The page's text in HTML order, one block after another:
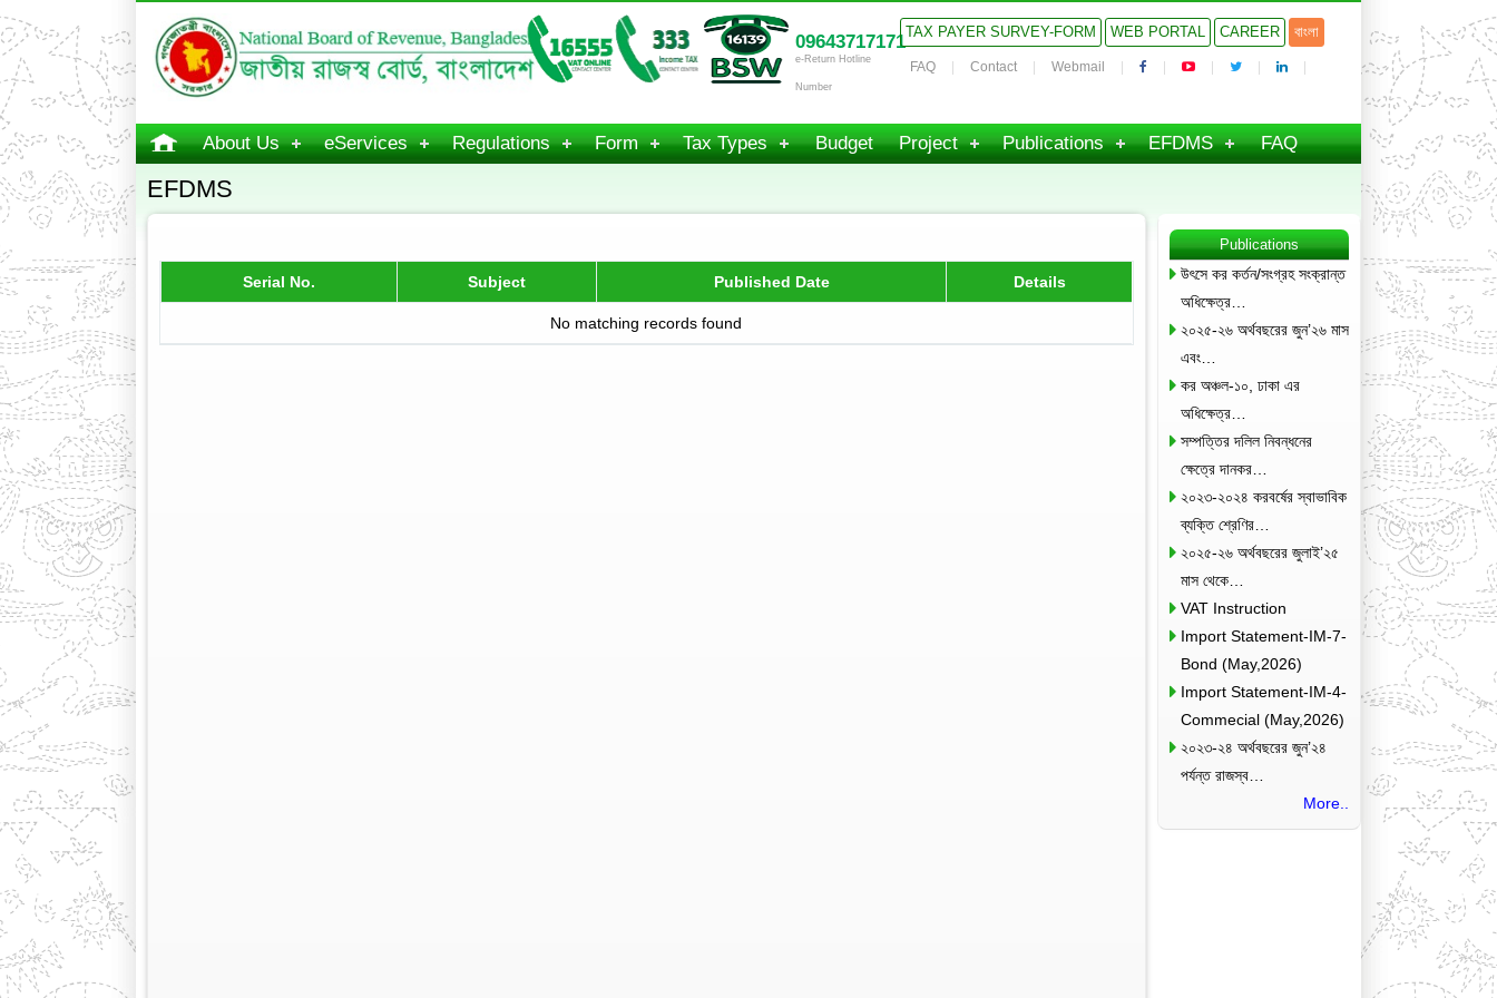
09643717171
e-Return Hotline
Number
TAX PAYER SURVEY-FORM WEB PORTAL CAREER বাংলা
FAQ Contact Webmail
About Us eServices Regulations Form Tax Types Budget Project Publications EFDMS FAQ
EFDMS
Serial No. Subject Published Date Details
No matching records found
Publications
উৎসে কর কর্তন/সংগ্রহ সংক্রান্ত
অধিক্ষেত্র…
২০২৫-২৬ অর্থবছরের জুন’২৬ মাস
এবং…
কর অঞ্চল-১০, ঢাকা এর
অধিক্ষেত্র…
সম্পত্তির দলিল নিবন্ধনের
ক্ষেত্রে দানকর…
২০২৩-২০২৪ করবর্ষের স্বাভাবিক
ব্যক্তি শ্রেণির…
২০২৫-২৬ অর্থবছরের জুলাই’২৫
মাস থেকে…
VAT Instruction
Import Statement-IM-7-
Bond (May,2026)
Import Statement-IM-4-
Commecial (May,2026)
২০২৩-২৪ অর্থবছরের জুন’২৪
পর্যন্ত রাজস্ব…
More..